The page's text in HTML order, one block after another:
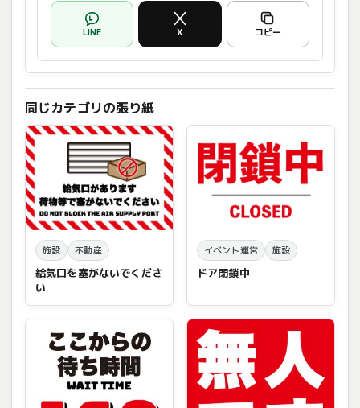
LINE X コピー
同じカテゴリの張り紙
施設 不動産
給気口を塞がないでくださ
い
イベント運営 施設
ドア閉鎖中